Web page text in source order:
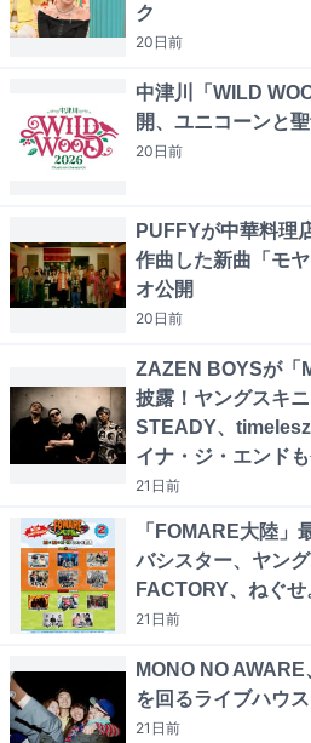
ク
20日前
中津川「WILD
開、ユニコーンと
20日前
PUFFYが中華料理
作曲した新曲「モ
オ公開
20日前
ZAZEN BOYSが「
披露！ヤングスキ
STEADY、
イナ・ジ・エンド
21日前
「FOMARE大陸」
バシスター、ヤン
FACTORY、ねぐせ
21日前
MONO NO
を回るライブハウ
21日前